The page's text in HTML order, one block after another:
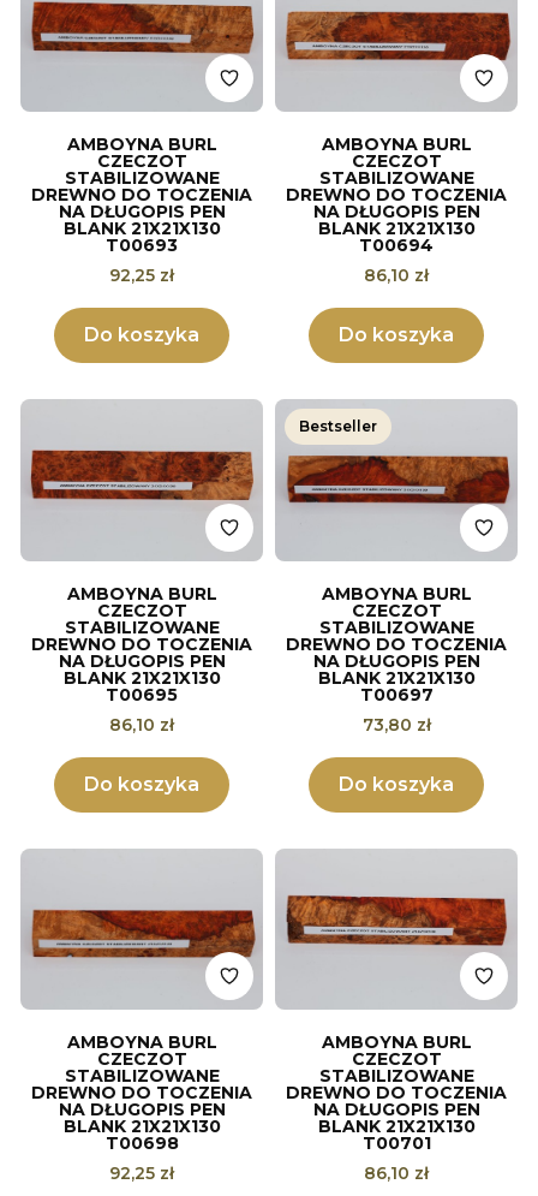
AMBOYNA BURL
CZECZOT
STABILIZOWANE
DREWNO DO TOCZENIA
NA DŁUGOPIS PEN
BLANK 21X21X130
T00693
Cena
92,25 zł
Do koszyka
AMBOYNA BURL
CZECZOT
STABILIZOWANE
DREWNO DO TOCZENIA
NA DŁUGOPIS PEN
BLANK 21X21X130
T00694
Cena
86,10 zł
Do koszyka
AMBOYNA BURL
CZECZOT
STABILIZOWANE
DREWNO DO TOCZENIA
NA DŁUGOPIS PEN
BLANK 21X21X130
T00695
Cena
86,10 zł
Do koszyka
Bestseller
AMBOYNA BURL
CZECZOT
STABILIZOWANE
DREWNO DO TOCZENIA
NA DŁUGOPIS PEN
BLANK 21X21X130
T00697
Cena
73,80 zł
Do koszyka
AMBOYNA BURL
CZECZOT
STABILIZOWANE
DREWNO DO TOCZENIA
NA DŁUGOPIS PEN
BLANK 21X21X130
T00698
Cena
92,25 zł
AMBOYNA BURL
CZECZOT
STABILIZOWANE
DREWNO DO TOCZENIA
NA DŁUGOPIS PEN
BLANK 21X21X130
T00701
Cena
86,10 zł